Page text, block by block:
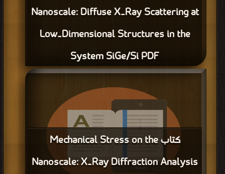
Nanoscale: Diffuse X‐Ray Scattering at
Low‐Dimensional Structures in the
System SiGe/Si PDF
كتاب Mechanical Stress on the
Nanoscale: X‐Ray Diffraction Analysis